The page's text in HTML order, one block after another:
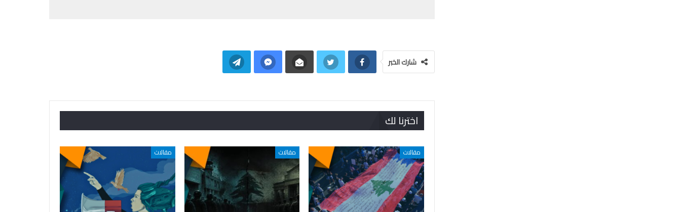
شارك الخبر
اخترنا لك
مقالات مقالات مقالات